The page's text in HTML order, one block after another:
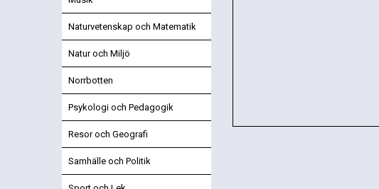
Naturvetenskap och Matematik
Natur och Miljö
Norrbotten
Psykologi och Pedagogik
Resor och Geografi
Samhälle och Politik